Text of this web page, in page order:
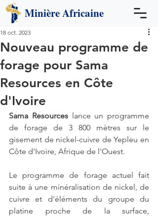
MinièreAfricaine
Nouveau programme de
forage pour Sama
Resources en Côte
d'Ivoire
18 oct. 2023
Sama Resources lance un programme
de forage de 3 800 mètres sur le
gisement de nickel-cuivre de Yepleu en
Côte d'Ivoire, Afrique de l'Ouest.
Le programme de forage actuel fait
suite à une minéralisation de nickel, de
cuivre et d'éléments du groupe du
platine proche de la surface,